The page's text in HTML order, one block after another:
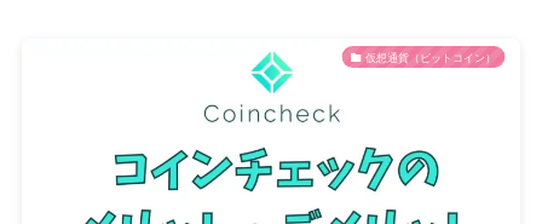
仮想通貨（ビットコイン）